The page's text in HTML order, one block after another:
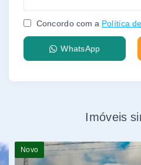
Concordo com a Política
WhatsApp
Imóveis
Novo